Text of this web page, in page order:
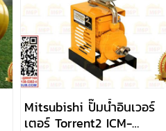
Mitsubishi ปั๊มน้ำอินเวอร์
เตอร์ Torrent2 ICM-